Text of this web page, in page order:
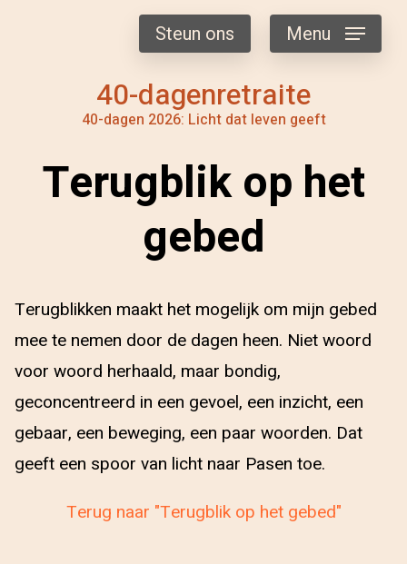
40-dagenretraite
40-dagen 2026: Licht dat leven geeft
Steun ons Menu
Terugblik op het
gebed
Terugblikken maakt het mogelijk om mijn gebed
mee te nemen door de dagen heen. Niet woord
voor woord herhaald, maar bondig,
geconcentreerd in een gevoel, een inzicht, een
gebaar, een beweging, een paar woorden. Dat
geeft een spoor van licht naar Pasen toe.
Terug naar "Terugblik op het gebed"